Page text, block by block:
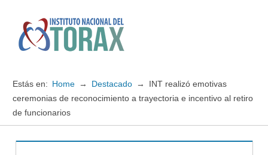
contenido
Instituto
del
TORAX
Estás en: Home Destacado
INT realizó emotivas
ceremonias de reconocimiento a trayectoria e incentivo al retiro
de funcionarios